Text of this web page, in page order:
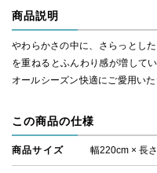
商品説明
やわらかさの中に、さらっとし
を重ねるとふんわり感が増して
オールシーズン快適にご愛用いた
この商品の仕様
商品サイズ 幅220cm × 長